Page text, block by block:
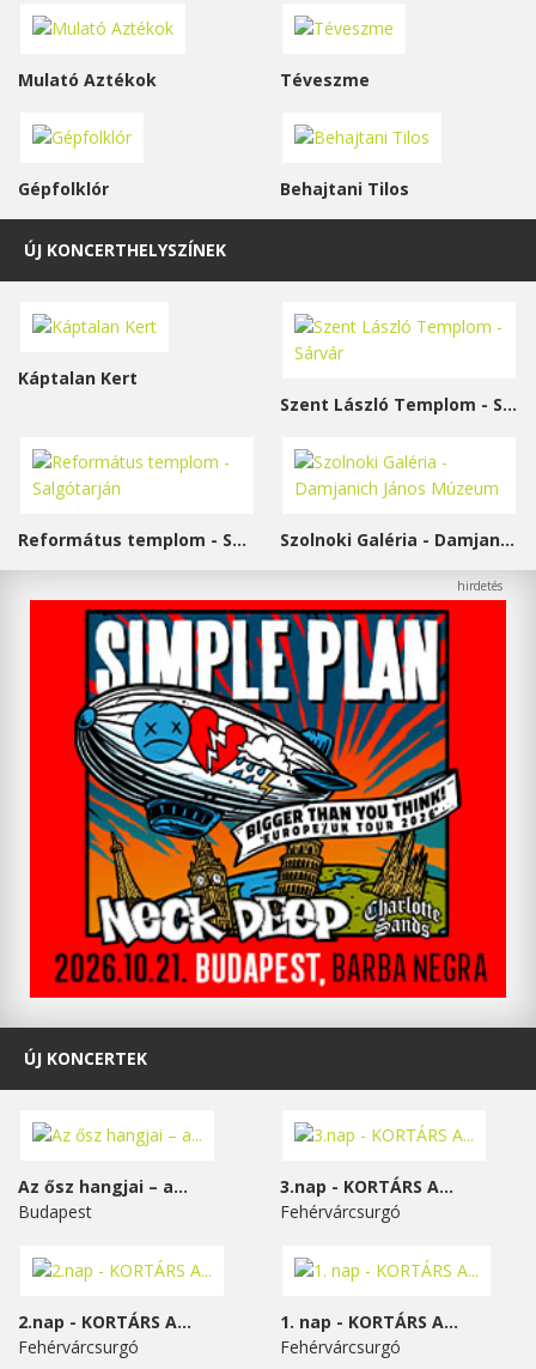
Mulató Aztékok Téveszme
Gépfolklór Behajtani Tilos
ÚJ KONCERTHELYSZÍNEK
Káptalan Kert
Szent László Templom - Sárvár
Református templom - Salgótarján Szolnoki Galéria - Damjanich János Múzeum
ÚJ KONCERTEK
Az ősz hangjai – a...
Budapest
3.nap - KORTÁRS A...
Fehérvárcsurgó
2.nap - KORTÁRS A...
Fehérvárcsurgó
1. nap - KORTÁRS A...
Fehérvárcsurgó